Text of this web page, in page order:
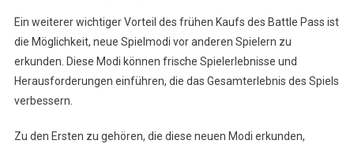
Ein weiterer wichtiger Vorteil des frühen Kaufs des Battle Pass ist
die Möglichkeit, neue Spielmodi vor anderen Spielern zu
erkunden. Diese Modi können frische Spielerlebnisse und
Herausforderungen einführen, die das Gesamterlebnis des Spiels
verbessern.
Zu den Ersten zu gehören, die diese neuen Modi erkunden,